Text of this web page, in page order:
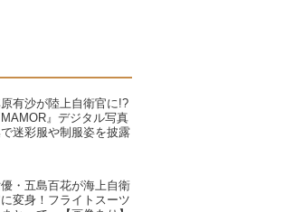
有沙が陸上自衛官に!?
MAMOR』デジタル写真
迷彩服や制服姿を披露
・五島百花が海上自衛
変身！フライトスーツ